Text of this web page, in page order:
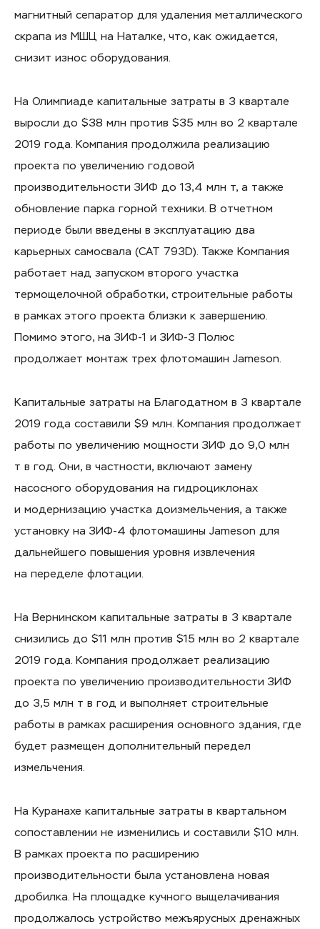
магнитный сепаратор для удаления металлического
скрапа из МШЦ на Наталке, что, как ожидается,
снизит износ оборудования.
На Олимпиаде капитальные затраты в 3 квартале
выросли до $38 млн против $35 млн во 2 квартале
2019 года. Компания продолжила реализацию
проекта по увеличению годовой
производительности ЗИФ до 13,4 млн т, а также
обновление парка горной техники. В отчетном
периоде были введены в эксплуатацию два
карьерных самосвала (CAT 793D). Также Компания
работает над запуском второго участка
термощелочной обработки, строительные работы
в рамках этого проекта близки к завершению.
Помимо этого, на ЗИФ-1 и ЗИФ-3 Полюс
продолжает монтаж трех флотомашин Jameson.
Капитальные затраты на Благодатном в 3 квартале
2019 года составили $9 млн. Компания продолжает
работы по увеличению мощности ЗИФ до 9,0 млн
т в год. Они, в частности, включают замену
насосного оборудования на гидроциклонах
и модернизацию участка доизмельчения, а также
установку на ЗИФ-4 флотомашины Jameson для
дальнейшего повышения уровня извлечения
на переделе флотации.
На Вернинском капитальные затраты в 3 квартале
снизились до $11 млн против $15 млн во 2 квартале
2019 года. Компания продолжает реализацию
проекта по увеличению производительности ЗИФ
до 3,5 млн т в год и выполняет строительные
работы в рамках расширения основного здания, где
будет размещен дополнительный передел
измельчения.
На Куранахе капитальные затраты в квартальном
сопоставлении не изменились и составили $10 млн.
В рамках проекта по расширению
производительности была установлена новая
дробилка. На площадке кучного выщелачивания
продолжалось устройство межъярусных дренажных